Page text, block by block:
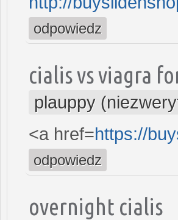
odpowiedz
cialis vs viagra
plauppy
<a href=https://
odpowiedz
overnight cialis